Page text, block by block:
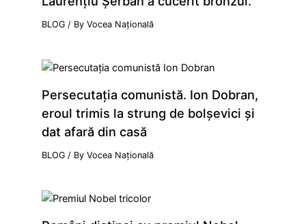
BLOG / ByVocea Națională
Persecutaţia comunistă. Ion Dobran,
eroul trimis la strung de bolşevici şi
dat afară din casă
BLOG / ByVocea Națională